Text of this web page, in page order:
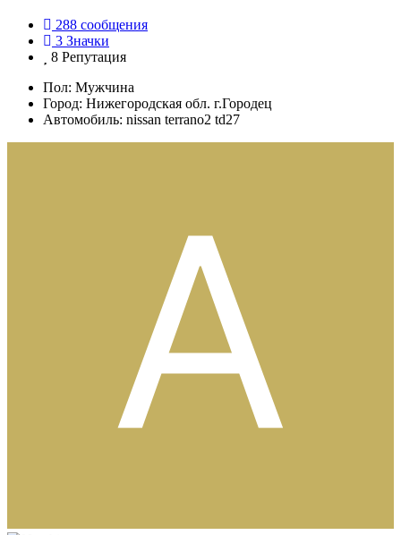
288 сообщения
3 Значки
8 Репутация
Пол: Мужчина
Город: Нижегородская обл. г.Городец
Автомобиль: nissan terrano2 td27